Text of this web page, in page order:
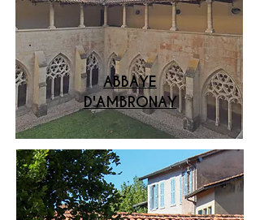
ABBAYE
D'AMBRONAY